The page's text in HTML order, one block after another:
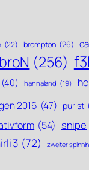
(22) brompton (26)
(256)
(40) hannaland (19)
2016 (47) purist
(54) snipe
3 (72) zweiter